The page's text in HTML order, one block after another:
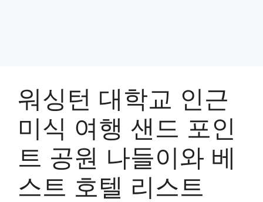
워싱턴 대학교 인근
미식 여행 샌드 포인
트 공원 나들이와 베
스트 호텔 리스트